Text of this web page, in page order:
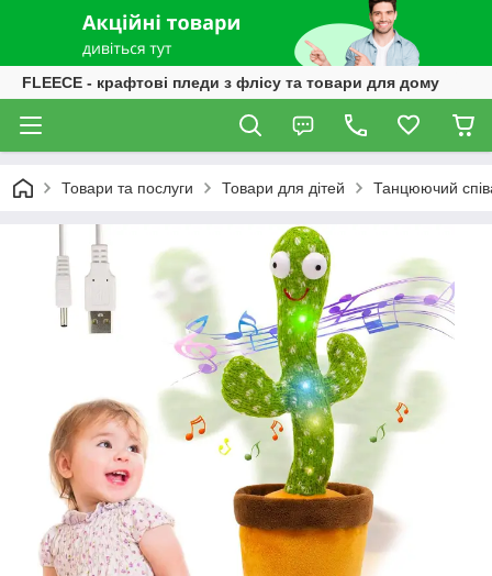
FLEECE - крафтові пледи з флісу та товари для дому
Товари та послуги Товари для дітей Танцюючий